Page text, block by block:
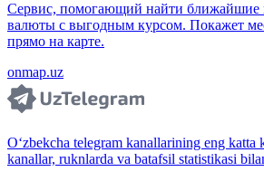
Сервис, помогающий найти ближайшие
валюты с выгодным курсом. Покажет
прямо на карте.
onmap.uz
O‘zbekcha telegram kanallarining eng katta
kanallar, ruknlarda va batafsil statistikasi